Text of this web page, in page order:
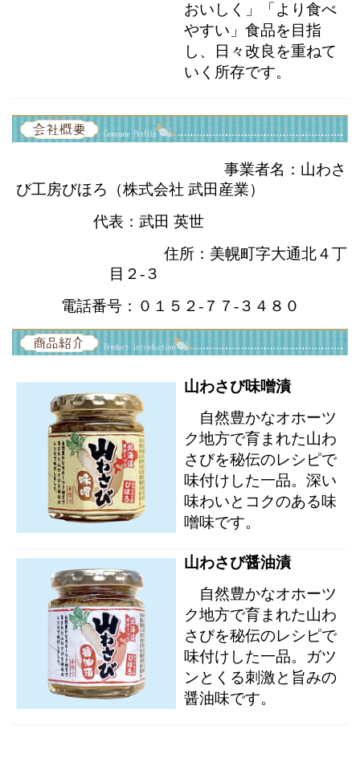
おいしく」「より食べ
やすい」食品を目指
し、日々改良を重ねて
いく所存です。
事業者名：山わさ
び工房びほろ（株式会社 武田産業）
代表：武田 英世
住所：美幌町字大通北４丁
目２-３
電話番号：０１５２-７７-３４８０
山わさび味噌漬
自然豊かなオホーツ
ク地方で育まれた山わ
さびを秘伝のレシピで
味付けした一品。深い
味わいとコクのある味
噌味です。
山わさび醤油漬
自然豊かなオホーツ
ク地方で育まれた山わ
さびを秘伝のレシピで
味付けした一品。ガツ
ンとくる刺激と旨みの
醤油味です。